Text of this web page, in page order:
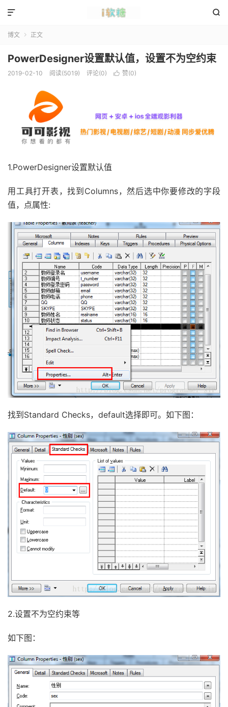


博文  正文
PowerDesigner设置默认值，设置不为空约束
2019-02-10 阅读(5019) 评论(0)  赞(0)
1.PowerDesigner设置默认值
用工具打开表，找到Columns，然后选中你要修改的字段
值，点属性:
找到Standard Checks，default选择即可。如下图：
2.设置不为空约束等
如下图：